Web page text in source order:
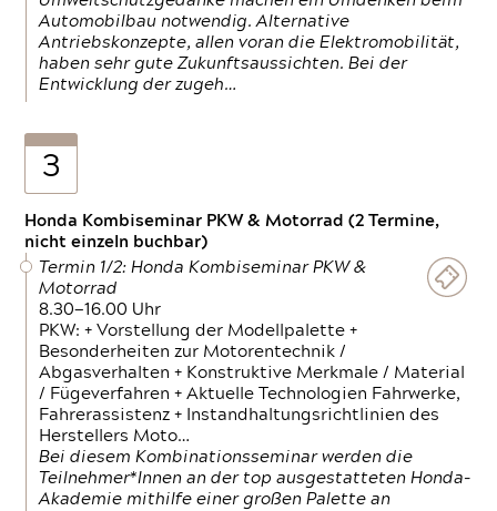
Automobilbau notwendig. Alternative
Antriebskonzepte, allen voran die Elektromobilität,
haben sehr gute Zukunftsaussichten. Bei der
Entwicklung der zugeh…
3
Honda Kombiseminar PKW & Motorrad (2 Termine,
nicht einzeln buchbar)
Termin 1/2: Honda Kombiseminar PKW &
Motorrad
8.30—16.00 Uhr
PKW: + Vorstellung der Modellpalette +
Besonderheiten zur Motorentechnik /
Abgasverhalten + Konstruktive Merkmale / Material
/ Fügeverfahren + Aktuelle Technologien Fahrwerke,
Fahrerassistenz + Instandhaltungsrichtlinien des
Herstellers Moto…
Bei diesem Kombinationsseminar werden die
Teilnehmer*Innen an der top ausgestatteten Honda-
Akademie mithilfe einer großen Palette an